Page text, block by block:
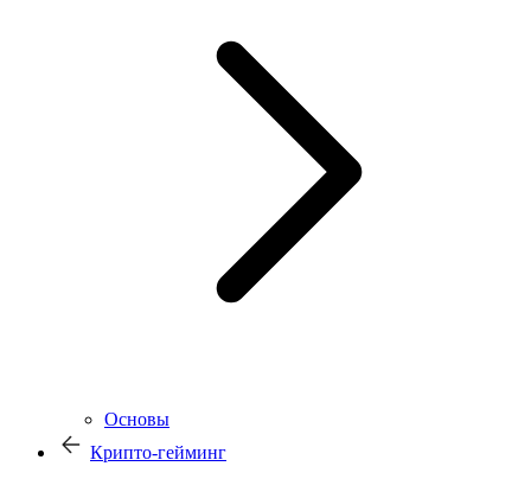
Основы
Крипто-гейминг